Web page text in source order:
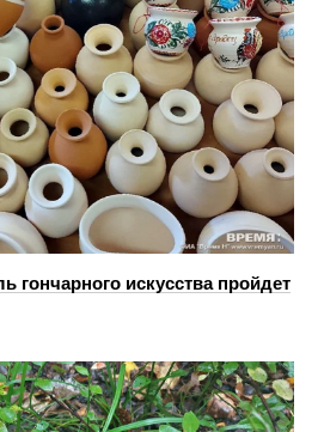
искусства пройдет